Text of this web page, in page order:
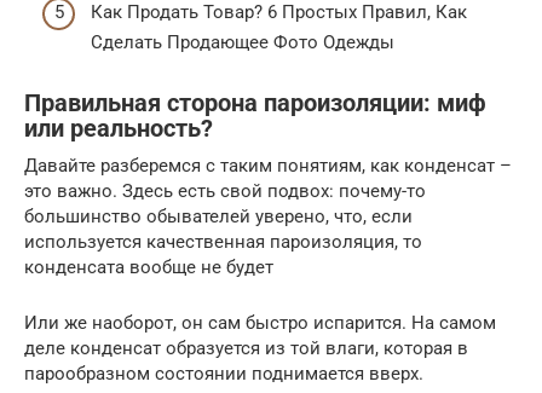
Как Продать Товар? 6 Простых Правил, Как
Сделать Продающее Фото Одежды
Правильная сторона пароизоляции: миф
или реальность?
Давайте разберемся с таким понятиям, как конденсат –
это важно. Здесь есть свой подвох: почему-то
большинство обывателей уверено, что, если
используется качественная пароизоляция, то
конденсата вообще не будет
Или же наоборот, он сам быстро испарится. На самом
деле конденсат образуется из той влаги, которая в
парообразном состоянии поднимается вверх.